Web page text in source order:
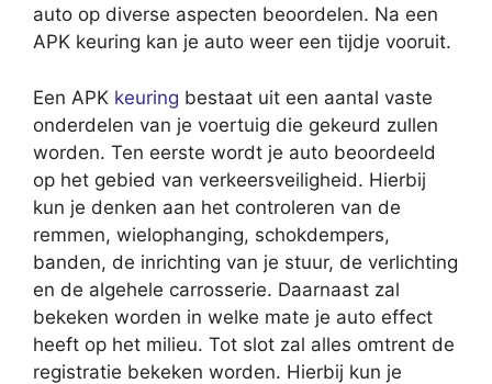
auto op diverse aspecten beoordelen. Na een
APK keuring kan je auto weer een tijdje vooruit.
Een APK keuring bestaat uit een aantal vaste
onderdelen van je voertuig die gekeurd zullen
worden. Ten eerste wordt je auto beoordeeld
op het gebied van verkeersveiligheid. Hierbij
kun je denken aan het controleren van de
remmen, wielophanging, schokdempers,
banden, de inrichting van je stuur, de verlichting
en de algehele carrosserie. Daarnaast zal
bekeken worden in welke mate je auto effect
heeft op het milieu. Tot slot zal alles omtrent de
registratie bekeken worden. Hierbij kun je